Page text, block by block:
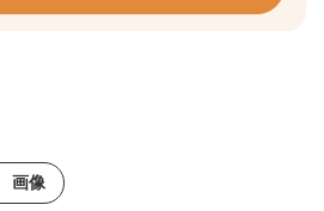
画像